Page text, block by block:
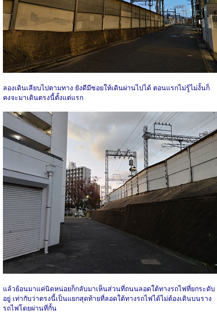
ลองเดินเลียบไปตามทาง ยังดีมีซอยให้เดินผ่านไปได้ ตอนแรกไม่รู้ไม่งั้นก็
คงจะมาเดินตรงนี้ตั้งแต่แรก
แล้วย้อนมาแค่นิดหน่อยก็กลับมาเห็นส่วนที่ถนนลอดใต้ทางรถไฟที่ยกระดับ
อยู่ เท่ากับว่าตรงนี้เป็นแยกสุดท้ายที่ลอดใต้ทางรถไฟได้ไม่ต้องเดินบนราง
รถไฟโดยผ่านที่กั้น